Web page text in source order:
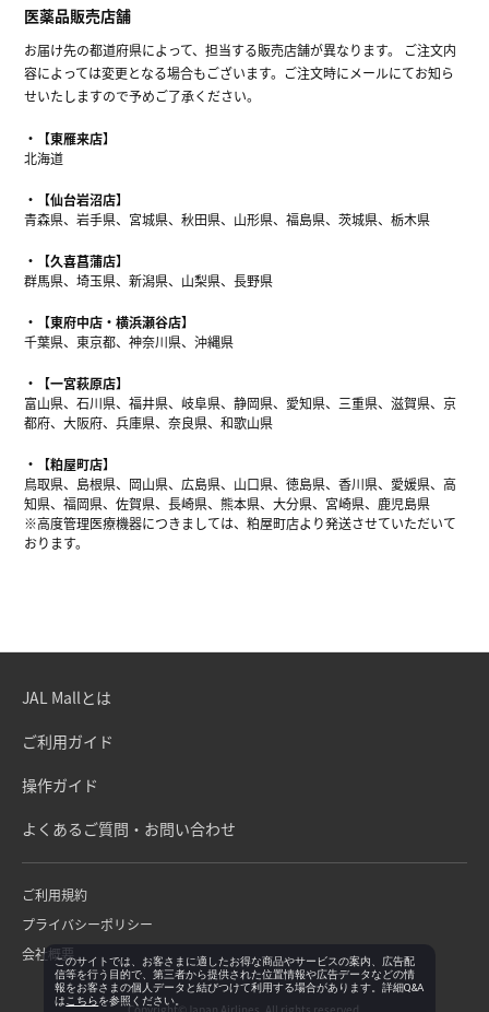
医薬品販売店舗
お届け先の都道府県によって、担当する販売店舗が異なります。 ご注文内
容によっては変更となる場合もございます。ご注文時にメールにてお知ら
せいたしますので予めご了承ください。
【東雁来店】
北海道
【仙台岩沼店】
青森県、岩手県、宮城県、秋田県、山形県、福島県、茨城県、栃木県
【久喜菖蒲店】
群馬県、埼玉県、新潟県、山梨県、長野県
【東府中店・横浜瀬谷店】
千葉県、東京都、神奈川県、沖縄県
【一宮萩原店】
富山県、石川県、福井県、岐阜県、静岡県、愛知県、三重県、滋賀県、京
都府、大阪府、兵庫県、奈良県、和歌山県
【粕屋町店】
鳥取県、島根県、岡山県、広島県、山口県、徳島県、香川県、愛媛県、高
知県、福岡県、佐賀県、長崎県、熊本県、大分県、宮崎県、鹿児島県
※高度管理医療機器につきましては、粕屋町店より発送させていただいて
おります。
JAL Mallとは
ご利用ガイド
操作ガイド
よくあるご質問・お問い合わせ
ご利用規約
プライバシーポリシー
会社概要このサイトでは、お客さまに適したお得な商品やサービスの案内、広告配
信等を行う目的で、第三者から提供された位置情報や広告データなどの情
報をお客さまの個人データと結びつけて利用する場合があります。詳細Q&A
は こちらを参照ください。